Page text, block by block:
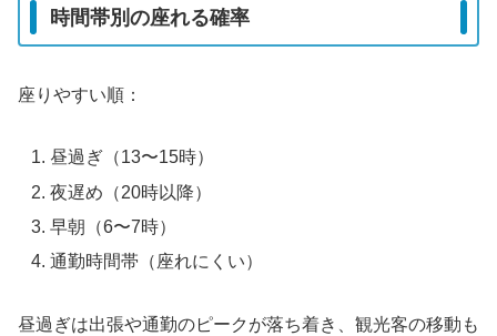
時間帯別の座れる確率
座りやすい順：
昼過ぎ（13〜15時）
夜遅め（20時以降）
早朝（6〜7時）
通勤時間帯（座れにくい）
昼過ぎは出張や通勤のピークが落ち着き、観光客の移動も